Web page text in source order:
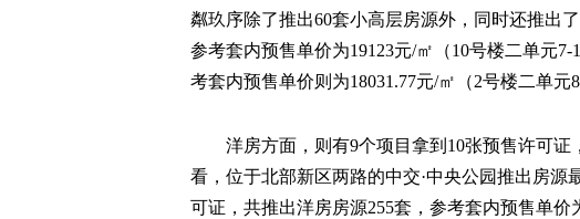
粼玖序除了推出60套小高层房源外，同时还推出
参考套内预售单价为19123元/㎡（10号楼二单元
考套内预售单价则为18031.77元/㎡（2号楼二单元
洋房方面，则有9个项目拿到10张预售许可
看，位于北部新区两路的中交·中央公园推出房
可证，共推出洋房房源255套，参考套内预售单价